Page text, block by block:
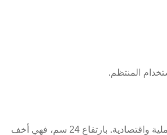
تعتبر الخيار المثالي للأشخاص اللي بيدوروا على مرتبة عملية واقتصادية. بارتفاع 24 سم، فهي أخف